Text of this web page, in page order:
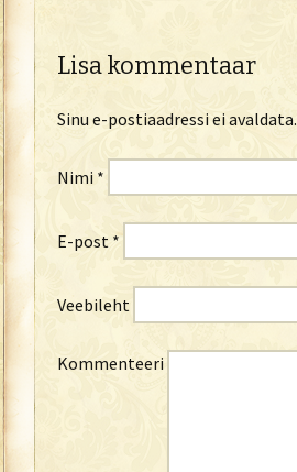
Lisa kommentaar
Sinu e-postiaadressi ei avaldata.
Nimi *
E-post *
Veebileht
Kommenteeri